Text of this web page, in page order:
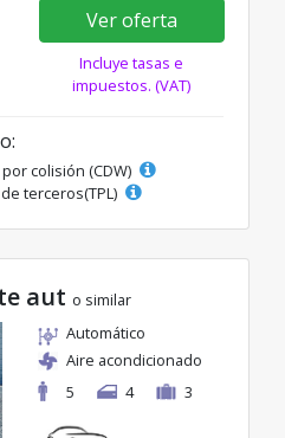
Ver oferta
Incluye tasas e
impuestos. (VAT)
colisión (CDW)
terceros(TPL)
aut o similar
Automático
Aire acondicionado
5
4 3